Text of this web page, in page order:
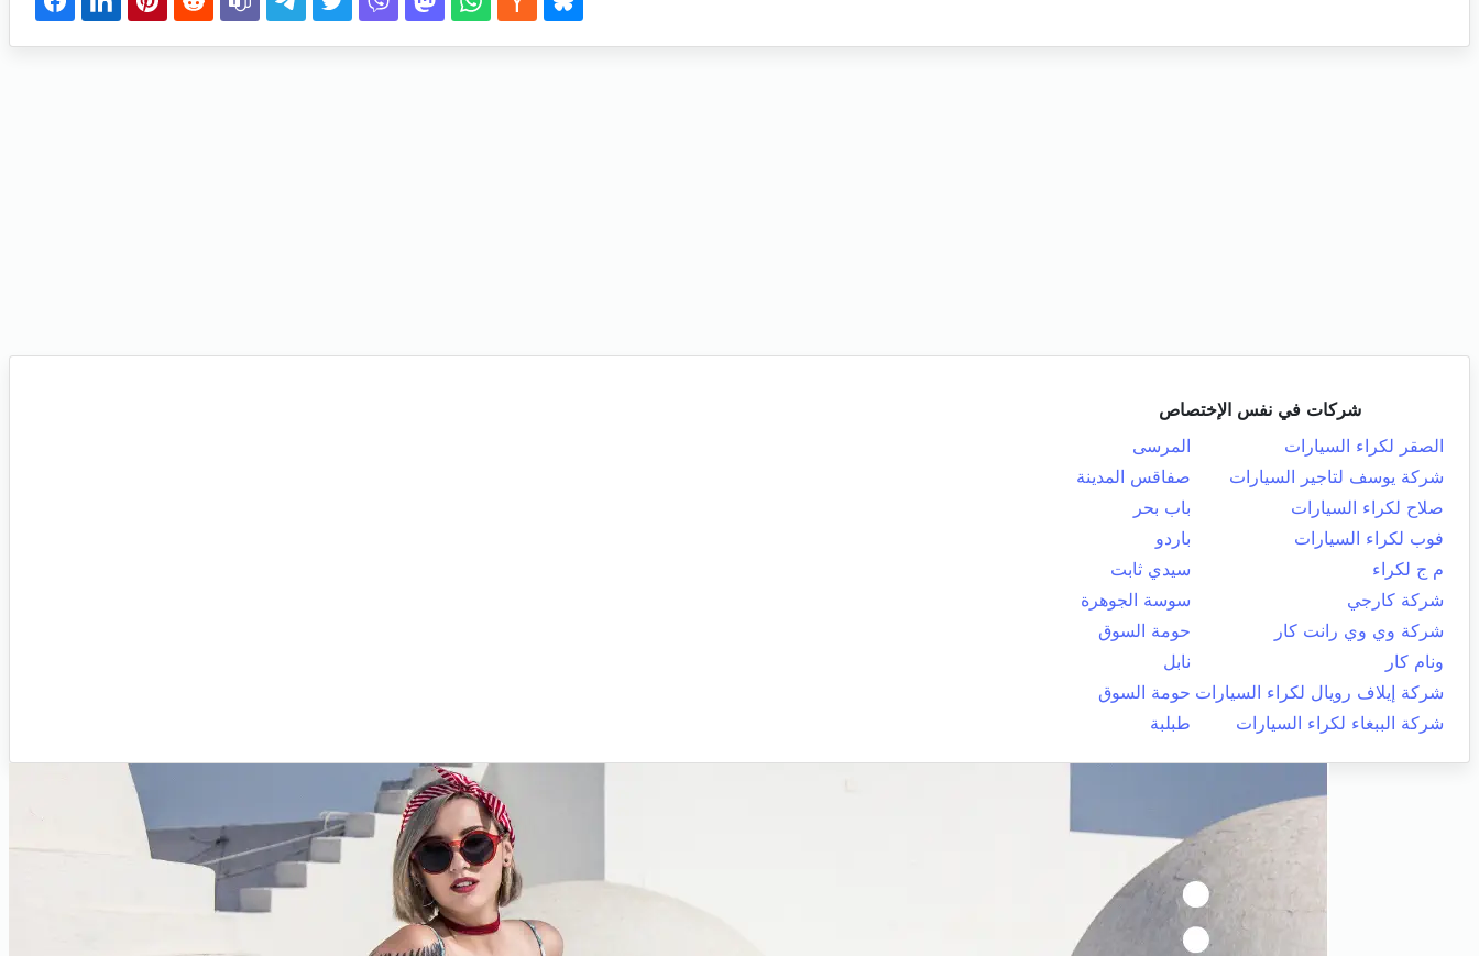
شركات في نفس الإختصاص
الصقر لكراء السيارات
المرسى
شركة يوسف لتاجير السيارات
صفاقس المدينة
صلاح لكراء السيارات
باب بحر
فوب لكراء السيارات
باردو
م ج لكراء
سيدي ثابت
شركة كارجي
سوسة الجوهرة
شركة وي وي رانت كار
حومة السوق
ونام كار
نابل
شركة إيلاف رويال لكراء السيارات حومة السوق
شركة الببغاء لكراء السيارات
طبلبة